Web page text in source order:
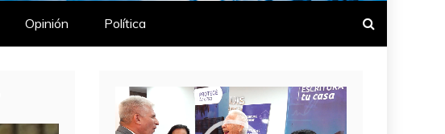
Opinión Política
Reproductor
de